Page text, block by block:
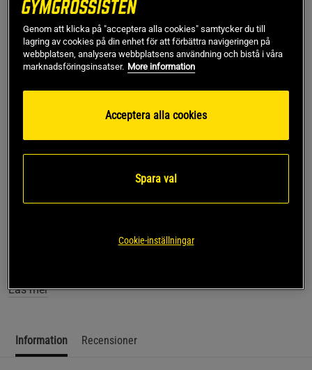
Fri retur 14 dagars ångerrätt
Denna Slub Iron Tee från Gasp kombinerar stil och
bekvämlighet med sin unika textur och överdimensionerade
Läs mer
Information Recensioner
Genom att klicka på "acceptera alla cookies" samtycker du till
lagring av cookies på din enhet för att förbättra navigeringen på
webbplatsen, analysera webbplatsens användning och bistå i våra
marknadsföringsinsatser. More information
Acceptera alla cookies
Spara val
Cookie-inställningar